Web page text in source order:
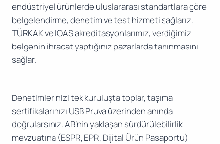
endüstriyel ürünlerde uluslararası standartlara göre
belgelendirme, denetim ve test hizmeti sağlarız.
TÜRKAK ve IOAS akreditasyonlarımız, verdiğimiz
belgenin ihracat yaptığınız pazarlarda tanınmasını
sağlar.
Denetimlerinizi tek kuruluşta toplar, taşıma
sertifikalarınızı USB Pruva üzerinden anında
doğrularsınız. AB’nin yaklaşan sürdürülebilirlik
mevzuatına (ESPR, EPR, Dijital Ürün Pasaportu)